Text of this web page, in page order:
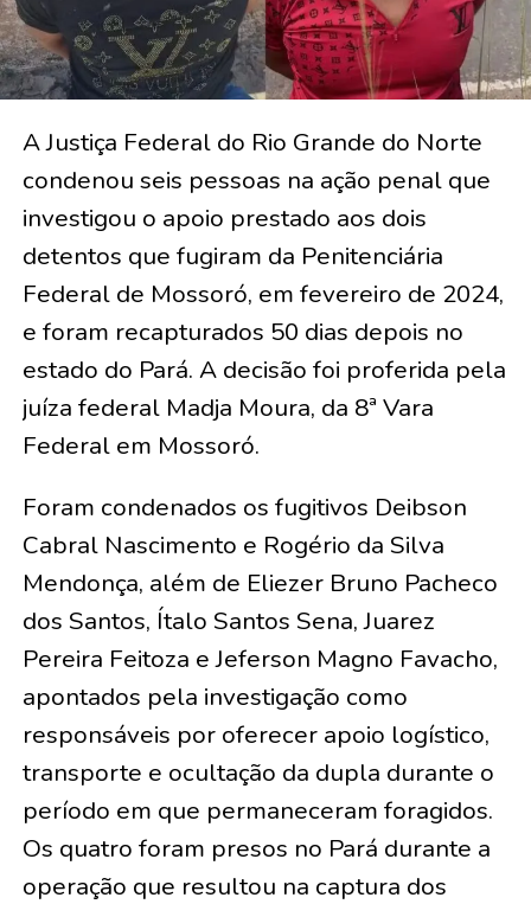
A Justiça Federal do Rio Grande do Norte
condenou seis pessoas na ação penal que
investigou o apoio prestado aos dois
detentos que fugiram da Penitenciária
Federal de Mossoró, em fevereiro de 2024,
e foram recapturados 50 dias depois no
estado do Pará. A decisão foi proferida pela
juíza federal Madja Moura, da 8ª Vara
Federal em Mossoró.
Foram condenados os fugitivos Deibson
Cabral Nascimento e Rogério da Silva
Mendonça, além de Eliezer Bruno Pacheco
dos Santos, Ítalo Santos Sena, Juarez
Pereira Feitoza e Jeferson Magno Favacho,
apontados pela investigação como
responsáveis por oferecer apoio logístico,
transporte e ocultação da dupla durante o
período em que permaneceram foragidos.
Os quatro foram presos no Pará durante a
operação que resultou na captura dos